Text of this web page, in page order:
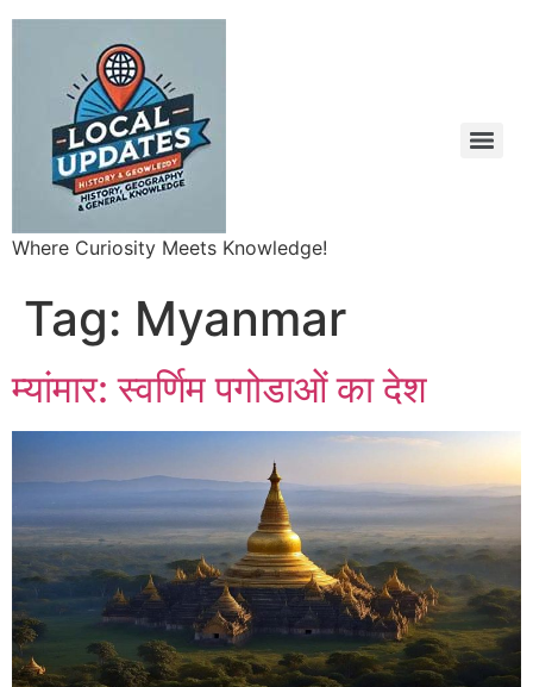
Where Curiosity Meets Knowledge!
Tag: Myanmar
म्यांमार: स्वर्णिम पगोडाओं का देश